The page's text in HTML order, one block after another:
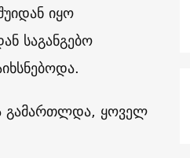
იყო
საგანგებო
გამართლდა, ყოველ